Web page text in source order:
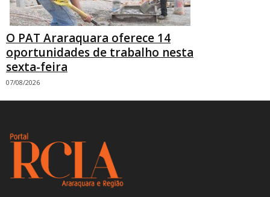
O PAT Araraquara oferece 14
oportunidades de trabalho nesta
sexta-feira
07/08/2026